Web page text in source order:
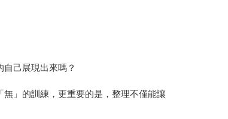
己展現出來嗎？
」的訓練，更重要的是，整理不僅能讓